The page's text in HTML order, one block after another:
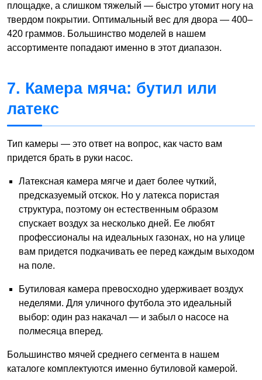
площадке, а слишком тяжелый — быстро утомит ногу на
твердом покрытии. Оптимальный вес для двора — 400–
420 граммов. Большинство моделей в нашем
ассортименте попадают именно в этот диапазон.
7. Камера мяча: бутил или
латекс
Тип камеры — это ответ на вопрос, как часто вам
придется брать в руки насос.
Латексная камера мягче и дает более чуткий,
предсказуемый отскок. Но у латекса пористая
структура, поэтому он естественным образом
спускает воздух за несколько дней. Ее любят
профессионалы на идеальных газонах, но на улице
вам придется подкачивать ее перед каждым выходом
на поле.
Бутиловая камера превосходно удерживает воздух
неделями. Для уличного футбола это идеальный
выбор: один раз накачал — и забыл о насосе на
полмесяца вперед.
Большинство мячей среднего сегмента в нашем
каталоге комплектуются именно бутиловой камерой.